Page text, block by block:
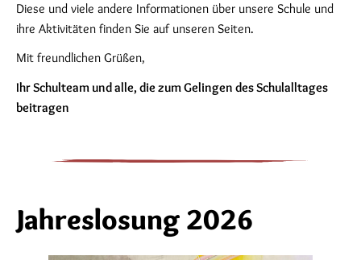
Diese und viele andere Informationen über unsere Schule und
ihre Aktivitäten finden Sie auf unseren Seiten.
Mit freundlichen Grüßen,
Ihr Schulteam und alle, die zum Gelingen des Schulalltages
beitragen
Jahreslosung 2026